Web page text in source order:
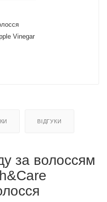
Vinegar
ВІДГУКИ
за волоссям